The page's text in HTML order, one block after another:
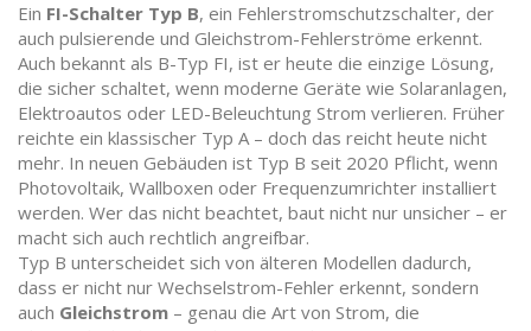
Ein FI-Schalter Typ B, ein Fehlerstromschutzschalter, der
auch pulsierende und Gleichstrom-Fehlerströme erkennt.
Auch bekannt als B-Typ FI, ist er heute die einzige Lösung,
die sicher schaltet, wenn moderne Geräte wie Solaranlagen,
Elektroautos oder LED-Beleuchtung Strom verlieren. Früher
reichte ein klassischer Typ A – doch das reicht heute nicht
mehr. In neuen Gebäuden ist Typ B seit 2020 Pflicht, wenn
Photovoltaik, Wallboxen oder Frequenzumrichter installiert
werden. Wer das nicht beachtet, baut nicht nur unsicher – er
macht sich auch rechtlich angreifbar.
Typ B unterscheidet sich von älteren Modellen dadurch,
dass er nicht nur Wechselstrom-Fehler erkennt, sondern
auch Gleichstrom – genau die Art von Strom, die